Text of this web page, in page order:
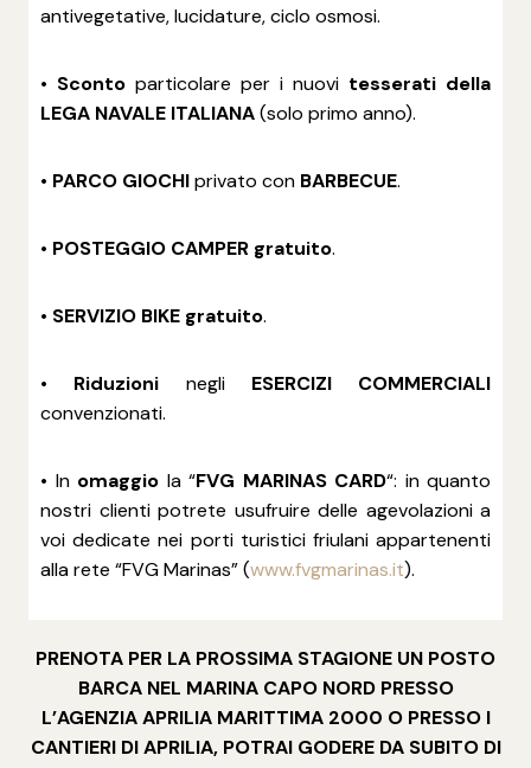
antivegetative, lucidature, ciclo osmosi.
• Sconto particolare per i nuovi tesserati della
LEGA NAVALE ITALIANA(solo primo anno).
• PARCO GIOCHIprivato con BARBECUE.
• POSTEGGIO CAMPER gratuito.
• SERVIZIO BIKE gratuito.
• Riduzioni negli ESERCIZI COMMERCIALI
convenzionati.
• In omaggio la “FVG MARINAS CARD“: in quanto
nostri clienti potrete usufruire delle agevolazioni a
voi dedicate nei porti turistici friulani appartenenti
alla rete “FVG Marinas” (www.fvgmarinas.it).
PRENOTA PER LA PROSSIMA STAGIONE UN POSTO
BARCA NEL MARINA CAPO NORD PRESSO
L’AGENZIA APRILIA MARITTIMA 2000 O PRESSO I
CANTIERI DI APRILIA, POTRAI GODERE DA SUBITO DI